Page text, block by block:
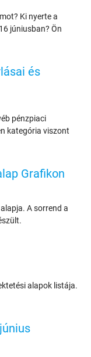
Ki nyerte a
júniusban? Ön
és
pénzpiaci
kategória viszont
Grafikon
A sorrend a
alapok listája.